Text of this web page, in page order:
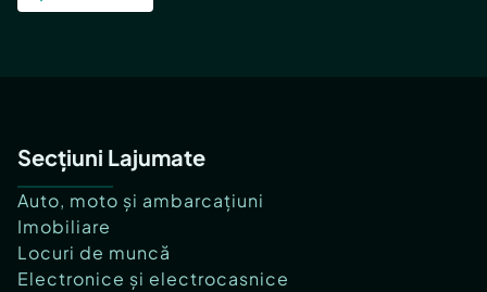
Secțiuni Lajumate
Auto, moto și ambarcațiuni
Imobiliare
Locuri de muncă
Electronice și electrocasnice